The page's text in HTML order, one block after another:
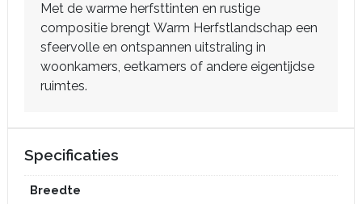
Met de warme herfsttinten en rustige
compositie brengt Warm Herfstlandschap een
sfeervolle en ontspannen uitstraling in
woonkamers, eetkamers of andere eigentijdse
ruimtes.
Specificaties
Breedte